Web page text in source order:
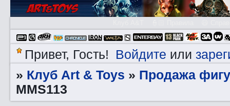
Привет, Гость! Войдите или
» Клуб Art & Toys » Продажа
MMS113